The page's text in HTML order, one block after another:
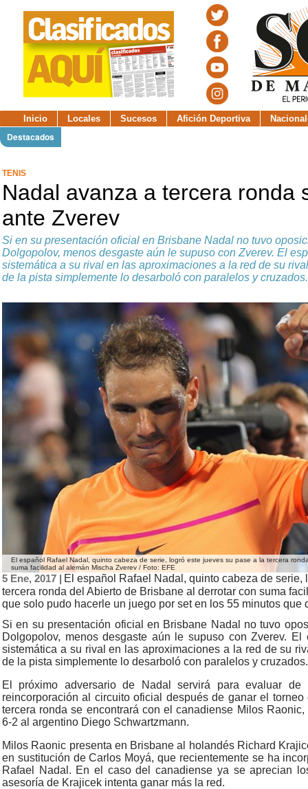
Inicio Locales Sucesos Afición Deportiva
Destacados
TENIS
Nadal avanza a tercera ronda
ante Zverev
Si en su presentación oficial en Brisbane Nadal no tuvo
Dolgopolov, menos desgaste aún le supuso con Zverev. El
sistemática a su rival en las aproximaciones a la red de su
de la pista simplemente lo desarboló con paralelos y cruzados.
El español Rafael Nadal, quinto cabeza de serie, logró este jueves su pase a la tercera
suma facilidad al alemán Mischa Zverev / Foto: EFE
5 Ene, 2017 | El español Rafael Nadal, quinto cabeza de serie,
tercera ronda del Abierto de Brisbane al derrotar con suma
que solo pudo hacerle un juego por set en los 55 minutos que
Si en su presentación oficial en Brisbane Nadal no tuvo
Dolgopolov, menos desgaste aún le supuso con Zverev. El
sistemática a su rival en las aproximaciones a la red de su
de la pista simplemente lo desarboló con paralelos y cruzados.
El próximo adversario de Nadal servirá para evaluar
reincorporación al circuito oficial después de ganar el
tercera ronda se encontrará con el canadiense Milos
6-2 al argentino Diego Schwartzmann.
Milos Raonic presenta en Brisbane al holandés Richard
en sustitución de Carlos Moyá, que recientemente se ha
Rafael Nadal. En el caso del canadiense ya se aprecian
asesoría de Krajicek intenta ganar más la red.